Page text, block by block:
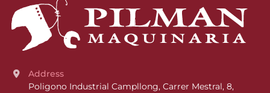
Address
Poligono Industrial Campllong, Carrer Mestral, 8,